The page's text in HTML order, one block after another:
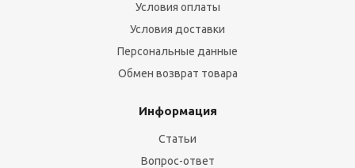
Условия оплаты
Условия доставки
Персональные данные
Обмен возврат товара
Информация
Статьи
Вопрос-ответ